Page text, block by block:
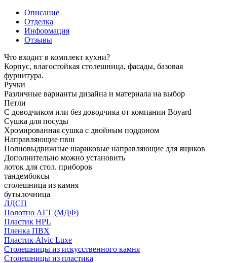
Описание
Отделка
Информация
Отзывы
Что входит в комплект кухни?
Корпус, влагостойкая столешница, фасады, базовая
фурнитура.
Ручки
Различные варианты дизайна и материала на выбор
Петли
С доводчиком или без доводчика от компании Boyard
Сушка для посуды
Хромированная сушка с двойным поддоном
Направляющие пвш
Полновыдвижные шариковые направляющие для ящиков
Дополнительно можно установить
лоток для стол. приборов
тандембоксы
столешница из камня
бутылочница
ЛДСП
Полотно АГТ (МДФ)
Пластик HPL
Пленка ПВХ
Пластик Alvic Luxe
Столешницы из искусственного камня
Столешницы из пластика